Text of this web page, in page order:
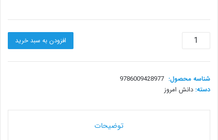
کوانتومی
افزودن به سبد خرید
شناسه محصول: 9786009428977
دسته: دانش امروز
توضیحات